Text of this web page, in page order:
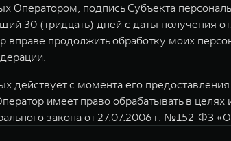
подпись Субъекта
30 (тридцать) дней с даты получения
вправе продолжить обработку моих
действует с момента его
имеет право обрабатывать в
закона от 27.07.2006 г. №152-ФЗ